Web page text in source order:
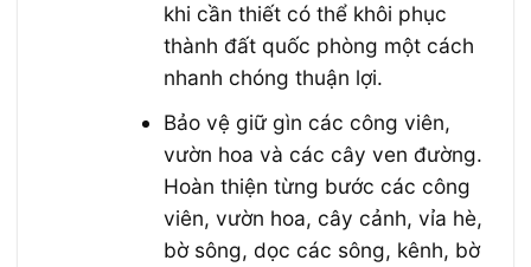
khi cần thiết có thể khôi phục
thành đất quốc phòng một cách
nhanh chóng thuận lợi.
Bảo vệ giữ gìn các công viên,
vườn hoa và các cây ven đường.
Hoàn thiện từng bước các công
viên, vườn hoa, cây cảnh, vỉa hè,
bờ sông, dọc các sông, kênh, bờ